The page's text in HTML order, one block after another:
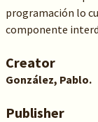
programación lo
componente
Creator
González, Pablo.
Publisher